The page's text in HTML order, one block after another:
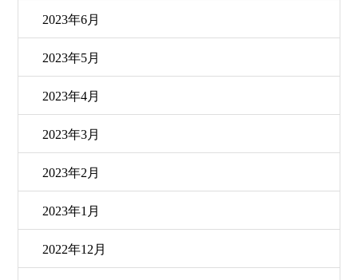
2023年6月
2023年5月
2023年4月
2023年3月
2023年2月
2023年1月
2022年12月